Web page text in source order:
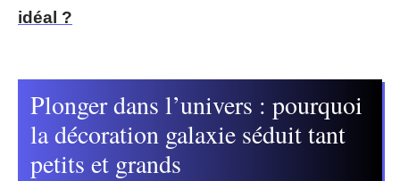
idéal ?
Plonger dans l’univers : pourquoi
la décoration galaxie séduit tant
petits et grands